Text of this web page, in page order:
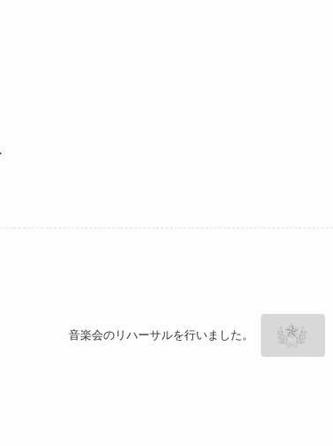
音楽会のリハーサルを行いました。